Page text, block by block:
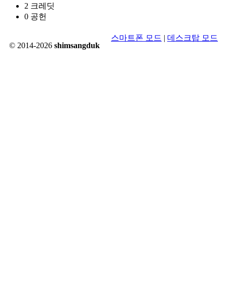
2 크레딧
0 공헌
© 2014-2026 shimsangduk
스마트폰 모드 | 데스크탑 모드